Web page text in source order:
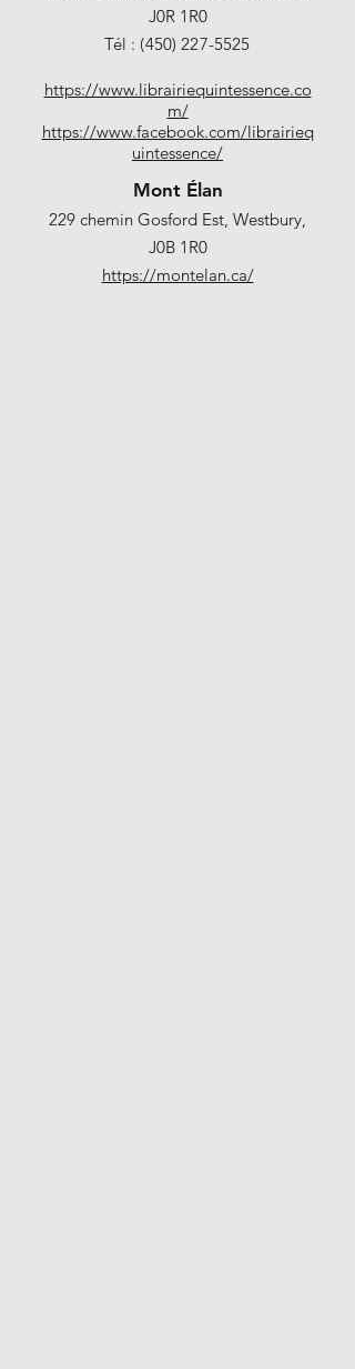
J0R 1R0
Tél :(450) 227-5525
https://www.librairiequintessence.co
m/
https://www.facebook.com/librairieq
uintessence/
Mont Élan
229 chemin Gosford Est, Westbury,
J0B 1R0
https://montelan.ca/